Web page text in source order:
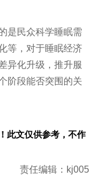
是民众科学睡眠需
等，对于睡眠经济
异化升级，推升服
阶段能否突围的关
此文仅供参考，不作
责任编辑：kj005